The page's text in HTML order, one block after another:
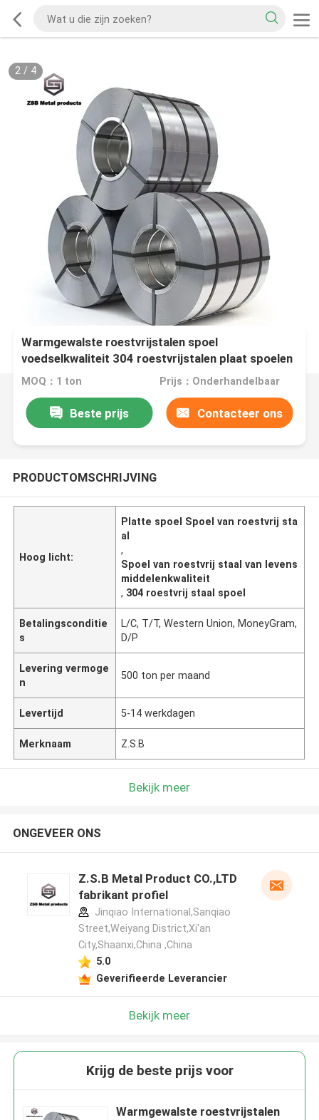
2/ 4
Warmgewalste roestvrijstalen spoel
voedselkwaliteit 304 roestvrijstalen plaat spoelen
platte spoel voor keukengereedschap
MOQ：1 ton Prijs：Onderhandelbaar
Beste prijs Contacteer ons
PRODUCTOMSCHRIJVING
Hoog licht:
Platte spoel Spoel van roestvrij sta
al
,
Spoel van roestvrij staal van levens
middelenkwaliteit
, 304 roestvrij staal spoel
Betalingsconditie
s
L/C, T/T, Western Union, MoneyGram,
D/P
Levering vermoge
n
500 ton per maand
Levertijd 5-14 werkdagen
Merknaam Z.S.B
Bekijk meer
ONGEVEER ONS
Z.S.B Metal Product CO.,LTD
fabrikant profiel
Jinqiao International,Sanqiao
Street,Weiyang District,Xi'an
City,Shaanxi,China ,China
5.0
Geverifieerde Leverancier
Bekijk meer
Krijg de beste prijs voor
Warmgewalste roestvrijstalen